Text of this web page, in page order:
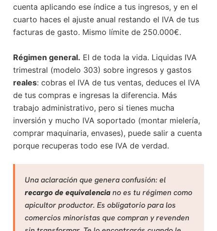
cuenta aplicando ese índice a tus ingresos, y en el
cuarto haces el ajuste anual restando el IVA de tus
facturas de gasto. Mismo límite de 250.000€.
Régimen general. El de toda la vida. Liquidas IVA
trimestral (modelo 303) sobre ingresos y gastos
reales: cobras el IVA de tus ventas, deduces el IVA
de tus compras e ingresas la diferencia. Más
trabajo administrativo, pero si tienes mucha
inversión y mucho IVA soportado (montar mielería,
comprar maquinaria, envases), puede salir a cuenta
porque recuperas todo ese IVA de verdad.
Una aclaración que genera confusión: el
recargo de equivalenciano es tu régimen como
apicultor productor. Es obligatorio para los
comercios minoristas que compran y revenden